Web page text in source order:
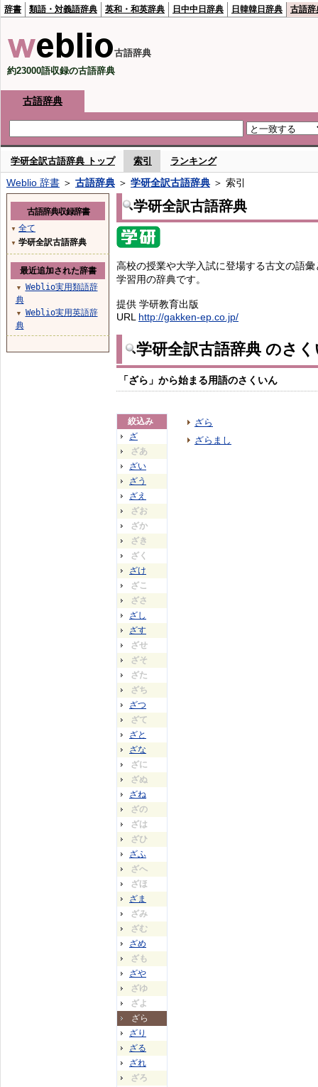
辞書 類語・対義語辞典 英和・和英辞典 日中中日辞典 日韓韓日辞典 古語辞
古語辞典
約23000語収録の古語辞典
古語辞典
学研全訳古語辞典 トップ 索引 ランキング
Weblio 辞書 ＞ 古語辞典 ＞ 学研全訳古語辞典 ＞ 索引
学研全訳古語辞典
高校の授業や大学入試に登場する古文の語
学習用の辞典です。
提供 学研教育出版
URL http://gakken-ep.co.jp/
学研全訳古語辞典 のさ
「ざら」から始まる用語のさくいん
絞込み
ざ
ざあ
ざい
ざう
ざえ
ざお
ざか
ざき
ざく
ざけ
ざこ
ざさ
ざし
ざす
ざせ
ざそ
ざた
ざち
ざつ
ざて
ざと
ざな
ざに
ざぬ
ざね
ざの
ざは
ざひ
ざふ
ざへ
ざほ
ざま
ざみ
ざむ
ざめ
ざも
ざや
ざゆ
ざよ
ざら
ざり
ざる
ざれ
ざろ
ざら
ざらまし
古語辞典収録辞書
▼ 全て
▼ 学研全訳古語辞典
最近追加された辞書
▼
Weblio実用類語辞
典
▼
Weblio実用英語辞
典